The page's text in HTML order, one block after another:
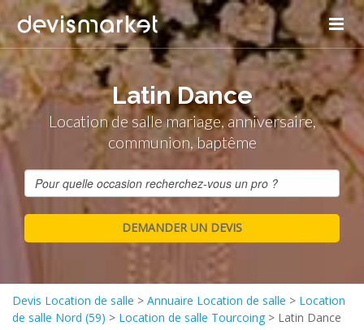
Latin Dance
Location de salle mariage, anniversaire,
communion, baptême
Devis Location de salle > Annuaire Location de salle > Location
de salle Nord (59) > Location de salle Tourcoing > Latin Dance